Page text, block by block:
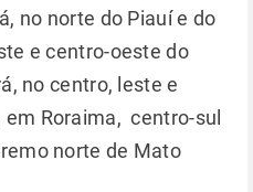
no norte do Piauí e do
e centro-oeste do
no centro, leste e
Roraima, centro-sul
norte de Mato